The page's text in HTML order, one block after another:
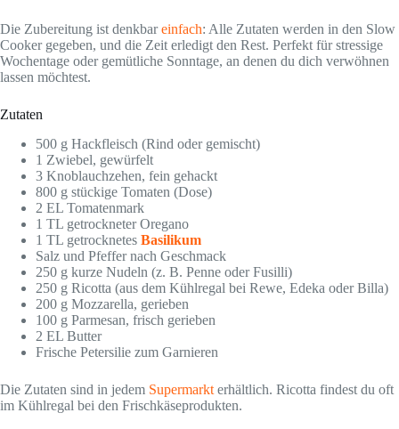
Die Zubereitung ist denkbareinfach: Alle Zutaten werden in den Slow
Cooker gegeben, und die Zeit erledigt den Rest. Perfekt für stressige
Wochentage oder gemütliche Sonntage, an denen du dich verwöhnen
lassen möchtest.
Zutaten
500 g Hackfleisch (Rind oder gemischt)
1 Zwiebel, gewürfelt
3 Knoblauchzehen, fein gehackt
800 g stückige Tomaten (Dose)
2 EL Tomatenmark
1 TL getrockneter Oregano
1 TL getrocknetes Basilikum
Salz und Pfeffer nach Geschmack
250 g kurze Nudeln (z. B. Penne oder Fusilli)
250 g Ricotta (aus dem Kühlregal bei Rewe, Edeka oder Billa)
200 g Mozzarella, gerieben
100 g Parmesan, frisch gerieben
2 EL Butter
Frische Petersilie zum Garnieren
Die Zutaten sind in jedem Supermarkt erhältlich. Ricotta findest du oft
im Kühlregal bei den Frischkäseprodukten.